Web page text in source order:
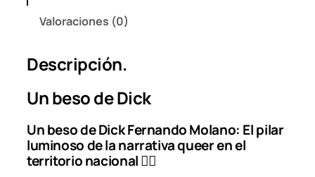
l
o
a
g
a
s
Valoraciones (0)
Descripción.
Un beso de Dick
Un beso de Dick Fernando Molano: El pilar
luminoso de la narrativa queer en el
territorio nacional 🏳️‍🌈